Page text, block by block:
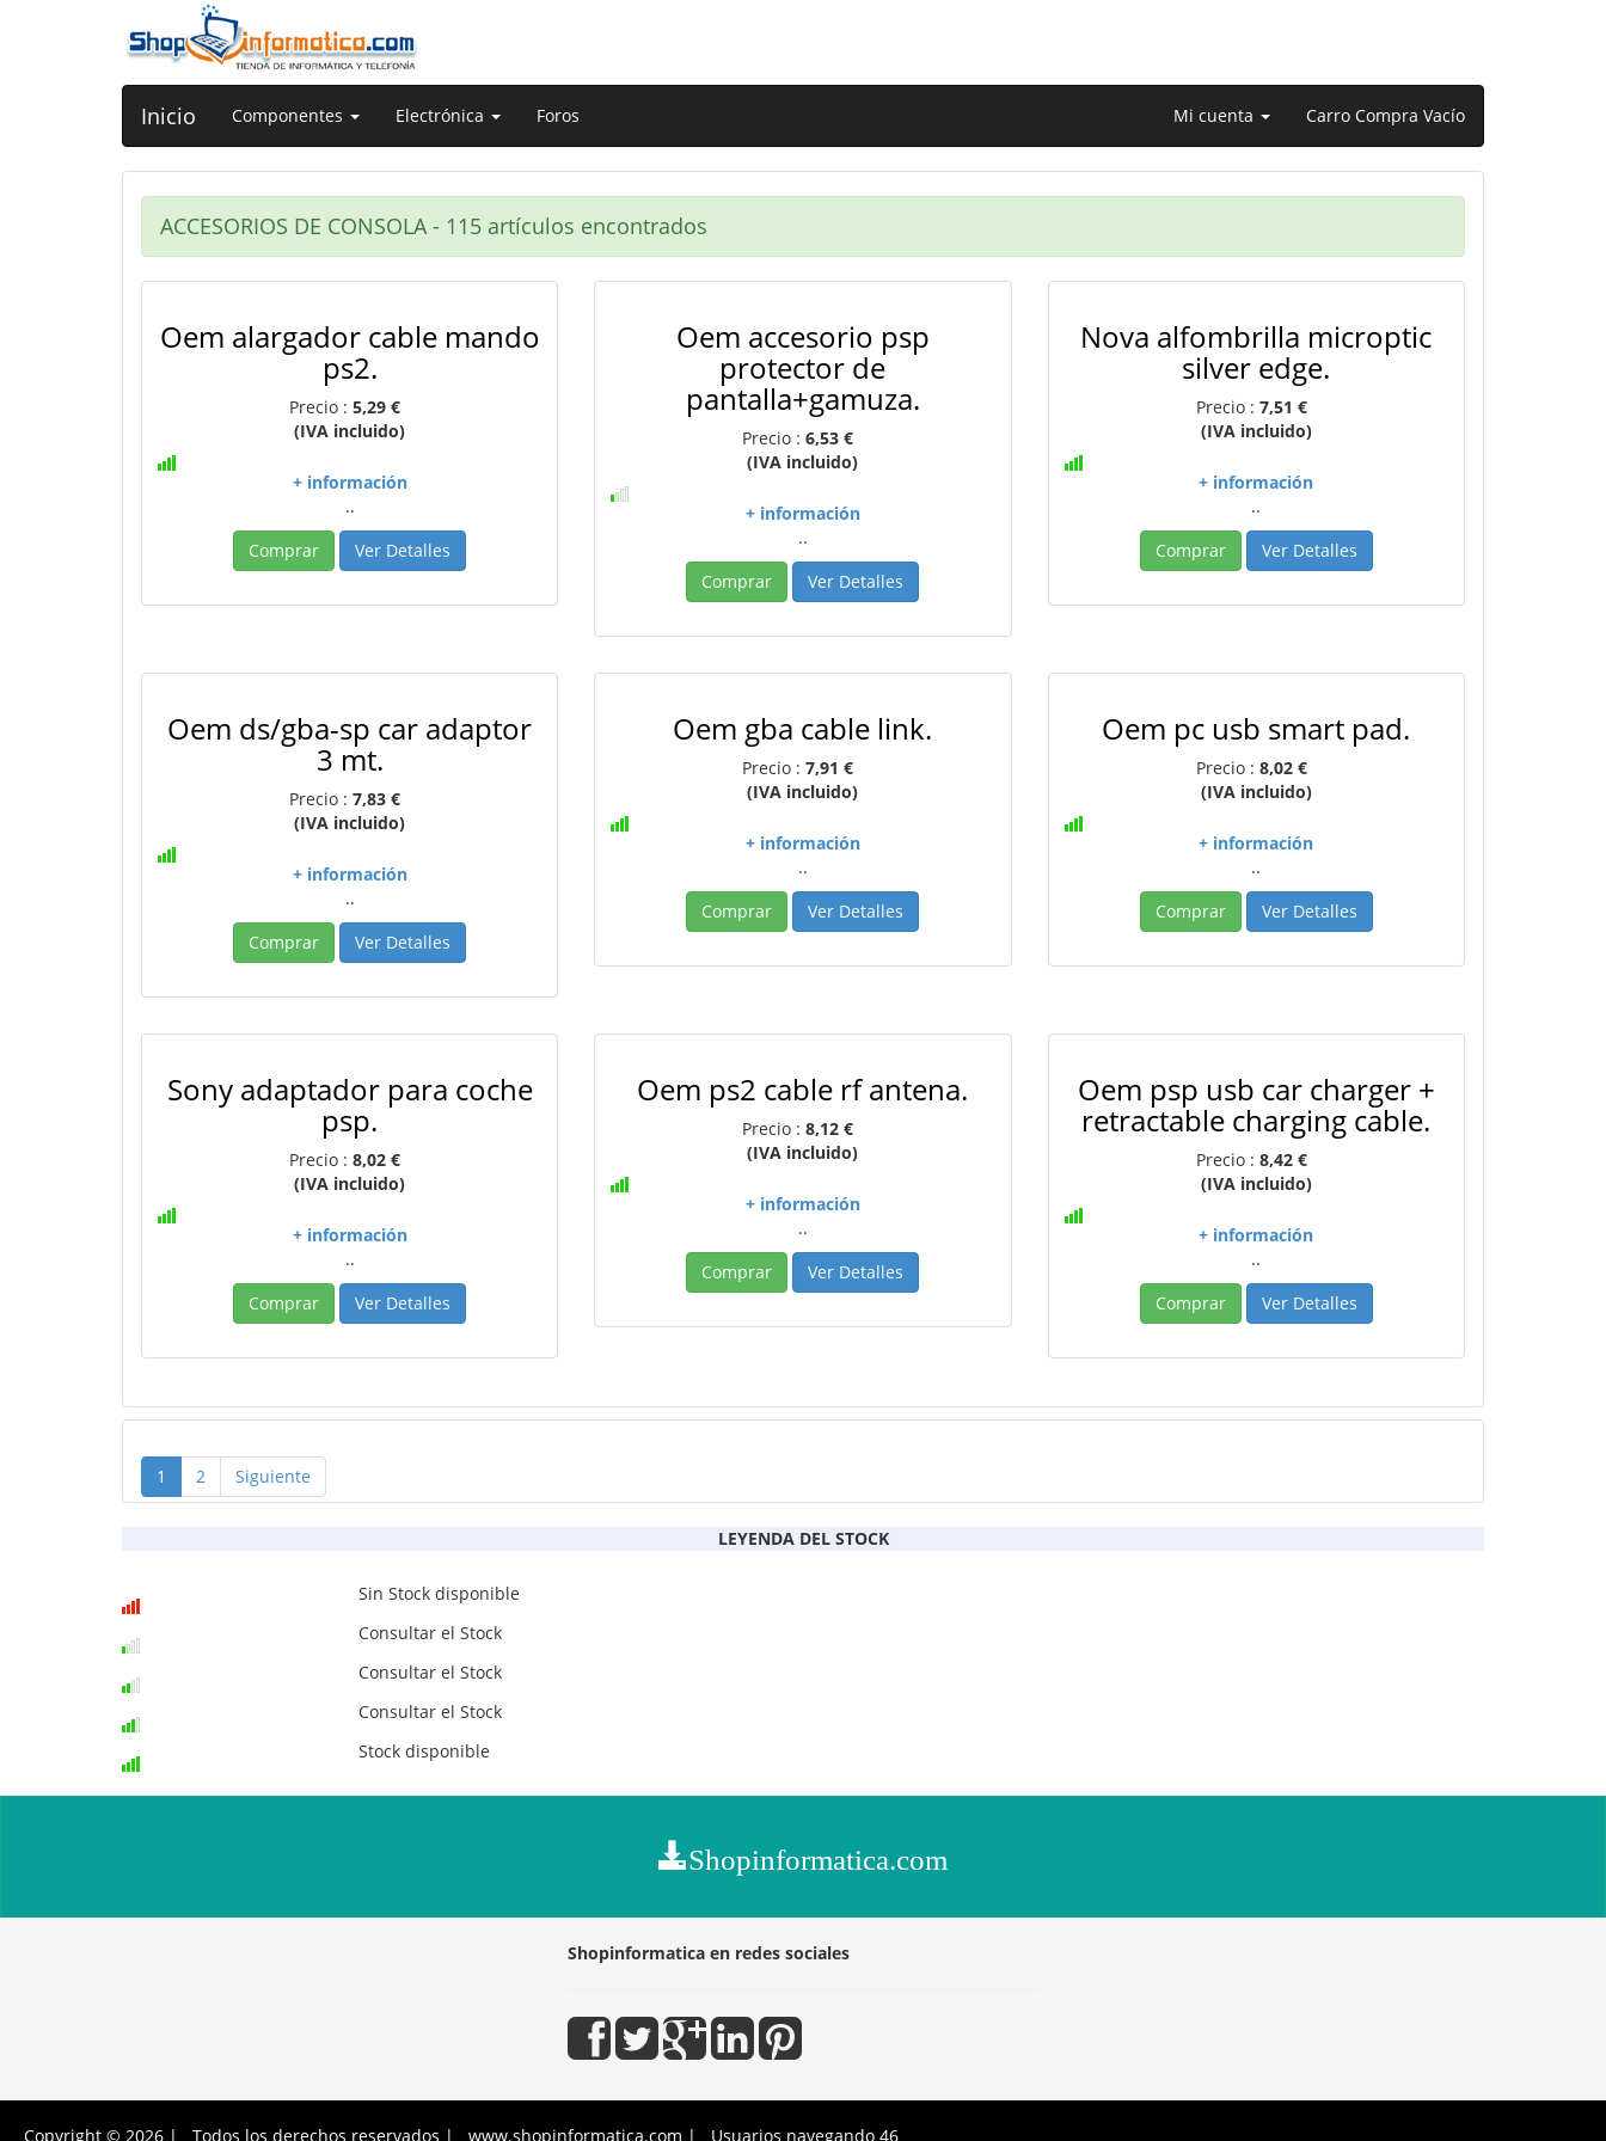
Inicio Componentes Electrónica Foros Mi cuenta Carro Compra Vacío
ACCESORIOS DE CONSOLA - 115 artículos encontrados
Oem alargador cable mando
ps2.
Precio :5,29 €
(IVA incluido)
+ información
..
Comprar
Ver Detalles
Oem accesorio psp
protector de
pantalla+gamuza.
Precio :6,53 €
(IVA incluido)
+ información
..
Comprar
Ver Detalles
Nova alfombrilla microptic
silver edge.
Precio : 7,51 €
(IVA incluido)
+ información
..
Comprar
Ver Detalles
Oem ds/gba-sp car adaptor
3 mt.
Precio :7,83 €
(IVA incluido)
+ información
..
Comprar
Ver Detalles
Oem gba cable link.
Precio :7,91 €
(IVA incluido)
+ información
..
Comprar
Ver Detalles
Oem pc usb smart pad.
Precio : 8,02 €
(IVA incluido)
+ información
..
Comprar
Ver Detalles
Sony adaptador para coche
psp.
Precio :8,02 €
(IVA incluido)
+ información
..
Comprar
Ver Detalles
Oem ps2 cable rf antena.
Precio :8,12 €
(IVA incluido)
+ información
..
Comprar
Ver Detalles
Oem psp usb car charger +
retractable charging cable.
Precio : 8,42 €
(IVA incluido)
+ información
..
Comprar
Ver Detalles
1 2 Siguiente
LEYENDA DEL STOCK
Sin Stock disponible
Consultar el Stock
Consultar el Stock
Consultar el Stock
Stock disponible
Shopinformatica.com
Shopinformatica en redes sociales
Copyright © 2026 | Todos los derechos reservados | www.shopinformatica.com | Usuarios navegando 46